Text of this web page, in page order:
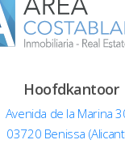
Hoofdkantoor
Avenida de la Marina
03720 Benissa